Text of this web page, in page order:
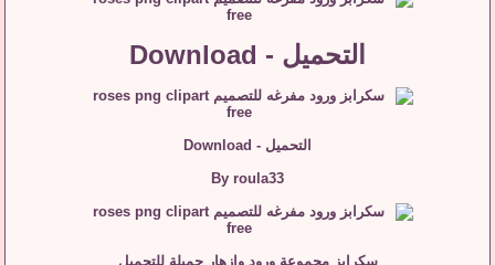
التحميل - Download
التحميل - Download
By roula33
سكرابز مجموعة ورود وازهار جميلة للتحميل